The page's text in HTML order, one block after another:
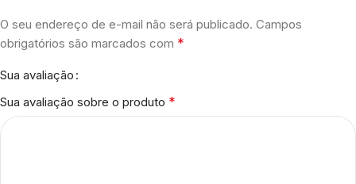
O seu endereço de e-mail não será publicado. Campos
obrigatórios são marcados com *
Sua avaliação
Sua avaliação sobre o produto *